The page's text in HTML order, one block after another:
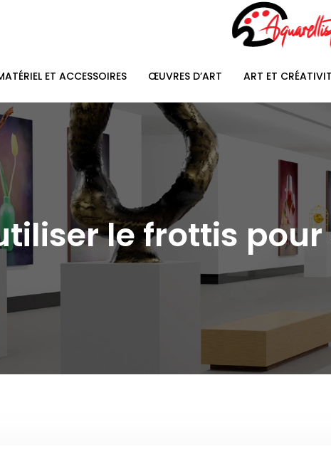
ET ACCESSOIRES ŒUVRES D’ART ART ET
le frottis